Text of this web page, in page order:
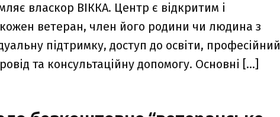
власкор ВІККА. Центр є відкритим і
ветеран, член його родини чи людина з
підтримку, доступ до освіти, професійний
та консультаційну допомогу. Основні […]